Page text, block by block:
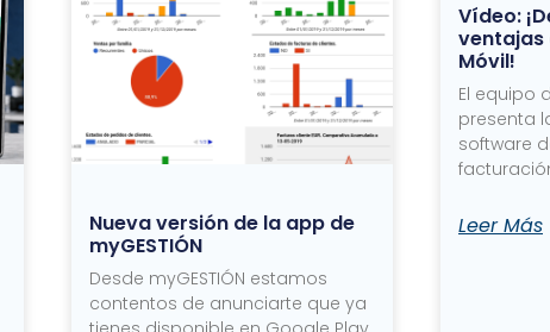
Nueva versión de la app de
myGESTIÓN
Desde myGESTIÓN estamos
contentos de anunciarte que ya
Vídeo:
ventajas
Móvil!
El equipo
presenta
software
Leer Más